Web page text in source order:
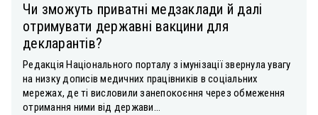
Чи зможуть приватні медзаклади й далі
отримувати державні вакцини для
декларантів?
Редакція Національного порталу з імунізації звернула увагу
на низку дописів медичних працівників в соціальних
мережах, де ті висловили занепокоєння через обмеження
отримання ними від держави...